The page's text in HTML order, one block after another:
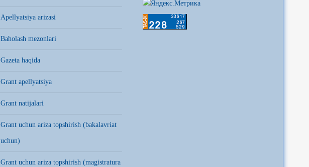
Apellyatsiya arizasi
Baholash mezonlari
Gazeta haqida
Grant apellyatsiya
Grant natijalari
Grant uchun ariza topshirish (bakalavriat
uchun)
Grant uchun ariza topshirish (magistratura